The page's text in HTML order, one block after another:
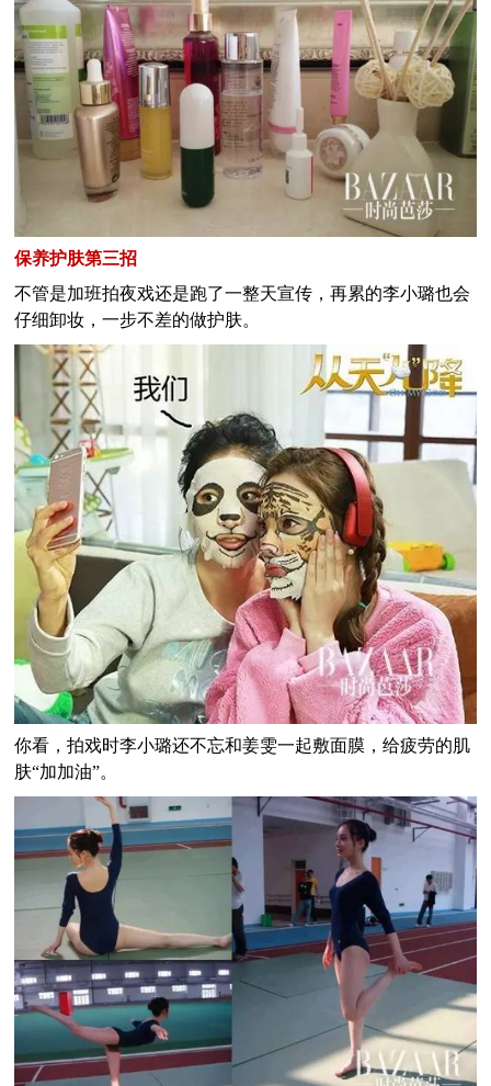
保养护肤第三招
不管是加班拍夜戏还是跑了一整天宣传，再累的李小璐也会
仔细卸妆，一步不差的做护肤。
你看，拍戏时李小璐还不忘和姜雯一起敷面膜，给疲劳的肌
肤“加加油”。